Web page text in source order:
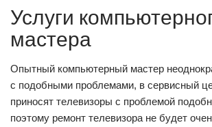
Услуги
мастера
Опытный компьютерный мастер
с подобными проблемами, в сервисный
приносят телевизоры с проблемой
поэтому ремонт телевизора не будет